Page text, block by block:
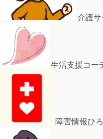
介護
生活支援コー
障害情報ひ